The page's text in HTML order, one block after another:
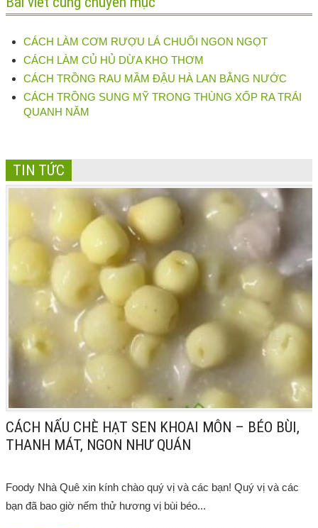
CÁCH LÀM CƠM RƯỢU LÁ CHUỐI NGON NGỌT
CÁCH LÀM CỦ HỦ DỪA KHO THƠM
CÁCH TRỒNG RAU MẦM ĐẬU HÀ LAN BẰNG NƯỚC
CÁCH TRỒNG SUNG MỸ TRONG THÙNG XỐP RA TRÁI
QUANH NĂM
TIN TỨC
CÁCH NẤU CHÈ HẠT SEN KHOAI MÔN – BÉO BÙI,
THANH MÁT, NGON NHƯ QUÁN
Foody Nhà Quê xin kính chào quý vị và các bạn! Quý vị và các
bạn đã bao giờ nếm thử hương vị bùi béo...